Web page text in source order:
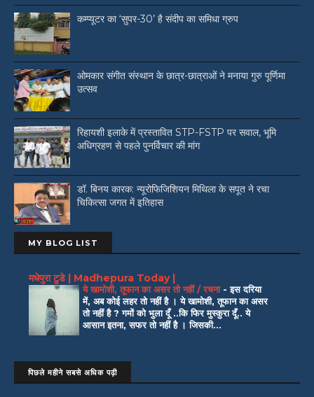
कम्प्यूटर का ‘सुपर-30’ है संदीप का समिधा ग्रुप
ओमकार संगीत संस्थान के छात्र-छात्राओं ने मनाया गुरु पूर्णिमा
उत्सव
रिहायशी इलाके में प्रस्तावित STP-FSTP पर सवाल, भूमि
अधिग्रहण से पहले पुनर्विचार की मांग
डॉ. बिनय कारक: न्यूरोफिजिशियन मिथिला के सपूत ने रचा
चिकित्सा जगत में इतिहास
MY BLOG LIST
मधेपुरा टुडे | Madhepura Today |
ये खामोशी, तूफान का असर तो नहीं / रचना -इस दरिया
में, अब कोई लहर तो नहीं है । ये खामोशी, तूफान का असर
तो नहीं है ? गमों को भुला दूँ ..कि फिर मुस्कुरा दूँ.. ये
आसान इतना, सफर तो नहीं है । जिसकी...
पिछले महीने सबसे अधिक पढ़ी